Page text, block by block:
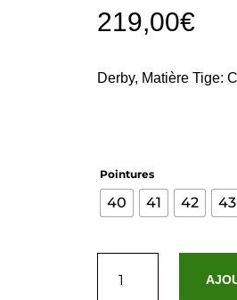
219,00€
Derby, Matière Tige:
Pointures
40 41 42 43